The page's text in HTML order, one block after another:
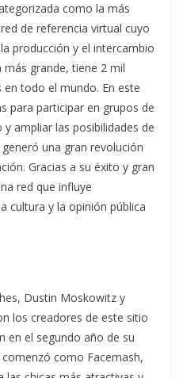
como la más
de referencia virtual cuyo
producción y el intercambio
más grande, tiene 2 mil
todo el mundo. En este
para participar en grupos de
ampliar las posibilidades de
una gran revolución
Gracias a su éxito y gran
red que influye
cultura y la opinión pública
Dustin Moskowitz y
los creadores de este sitio
en el segundo año de su
como Facemash,